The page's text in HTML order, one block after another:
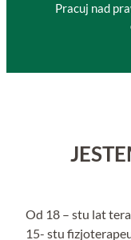
Pracuj nad
Od 18 – stu lat
15- stu